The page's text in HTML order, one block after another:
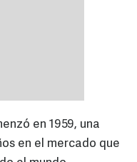
en 1959, una
en el mercado que